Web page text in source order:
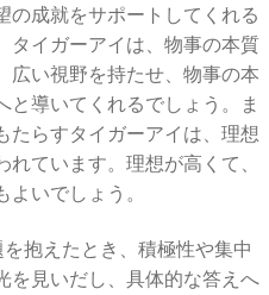
の成就をサポートしてくれる
タイガーアイは、物事の本質
広い視野を持たせ、物事の本
と導いてくれるでしょう。ま
たらすタイガーアイは、理想
ています。理想が高くて、
いでしょう。
抱えたとき、積極性や集中
を見いだし、具体的な答えへ